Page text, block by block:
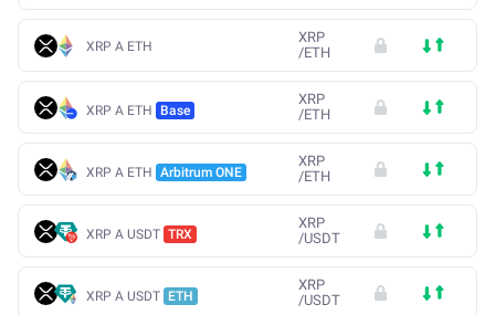
XRP A ETH
XRP
/ETH
XRP A ETH Base
XRP
/ETH
XRP A ETH Arbitrum ONE
XRP
/ETH
XRP A USDT TRX
XRP
/USDT
XRP A USDT ETH
XRP
/USDT